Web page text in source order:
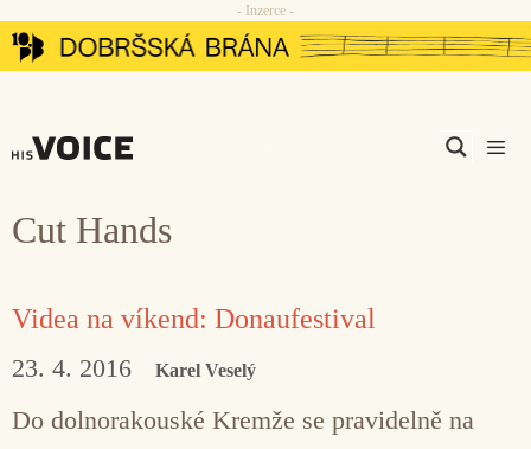
Přeskočit
na
- Inzerce -
Cut Hands
Videa na víkend: Donaufestival
23. 4. 2016 Karel Veselý
Do dolnorakouské Kremže se pravidelně na